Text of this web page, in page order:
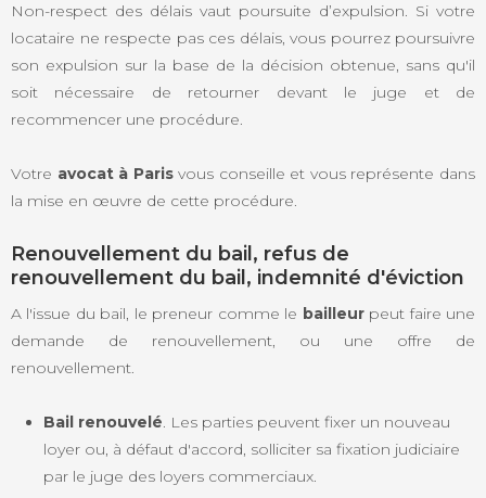
Non-respect des délais vaut poursuite d’expulsion. Si votre
locataire ne respecte pas ces délais, vous pourrez poursuivre
son expulsion sur la base de la décision obtenue, sans qu'il
soit nécessaire de retourner devant le juge et de
recommencer une procédure.
Votre avocat à Parisvous conseille et vous représente dans
la mise en œuvre de cette procédure.
Renouvellement du bail, refus de
renouvellement du bail, indemnité d'éviction
A l'issue du bail, le preneur comme le bailleur peut faire une
demande de renouvellement, ou une offre de
renouvellement.
Bail renouvelé. Les parties peuvent fixer un nouveau
loyer ou, à défaut d'accord, solliciter sa fixation judiciaire
par le juge des loyers commerciaux.